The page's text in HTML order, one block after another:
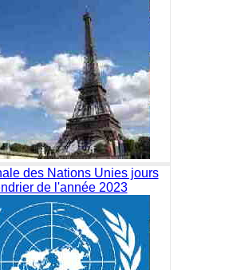
des Nations Unies jours
de l'année 2023